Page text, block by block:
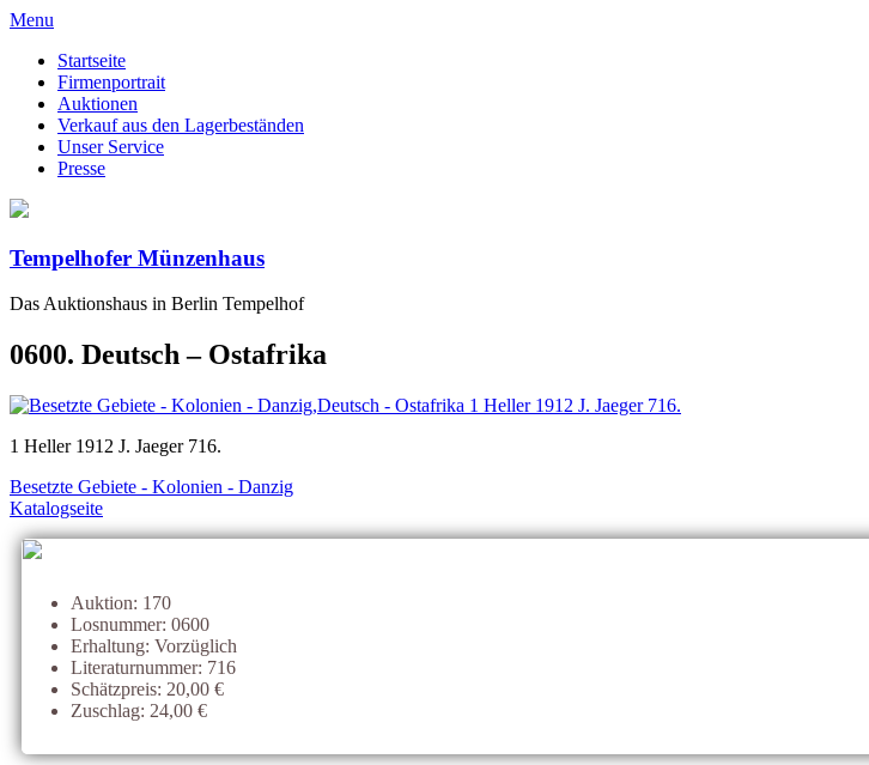
Menu
Startseite
Firmenportrait
Auktionen
Verkauf aus den Lagerbeständen
Unser Service
Presse
Tempelhofer Münzenhaus
Das Auktionshaus in Berlin Tempelhof
0600. Deutsch – Ostafrika
1 Heller 1912 J. Jaeger 716.
Besetzte Gebiete - Kolonien - Danzig
Katalogseite
Auktion: 170
Losnummer: 0600
Erhaltung: Vorzüglich
Literaturnummer: 716
Schätzpreis: 20,00 €
Zuschlag: 24,00 €